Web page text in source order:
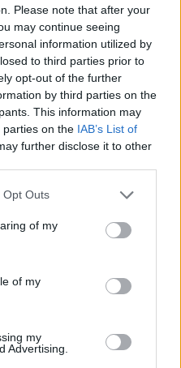
Please note that after your
may continue seeing
information utilized by
to third parties prior to
opt-out of the further
by third parties on the
This information may
parties on the IAB’s List of
further disclose it to other
Opt Outs
of my
of my
my
Advertising.
ή μηχανή), μην
σε αυτό ή
σημείο.
της μηχανής ή του
αυτά, ακόμη και εάν
ελάχιστο χρόνο.
παρκάρετε σε οδούς,
τις
σε ερημικά μέρη. Σε
διαθέτετε.
σας, το δωμάτιο
δωμάτιο-